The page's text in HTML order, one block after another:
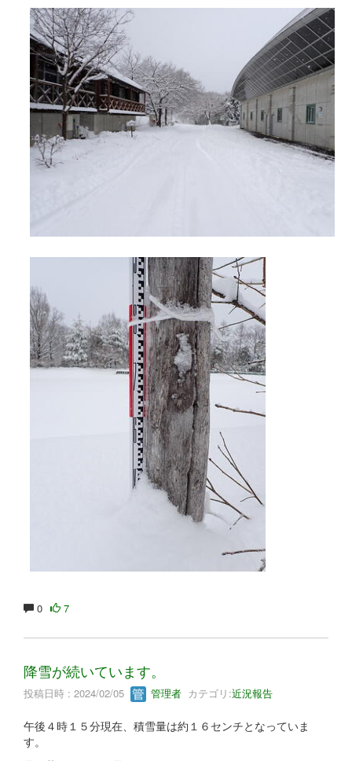
0 7
降雪が続いています。
投稿日時 : 2024/02/05 管理者 カテゴリ:近況報告
午後４時１５分現在、積雪量は約１６センチとなっていま
す。